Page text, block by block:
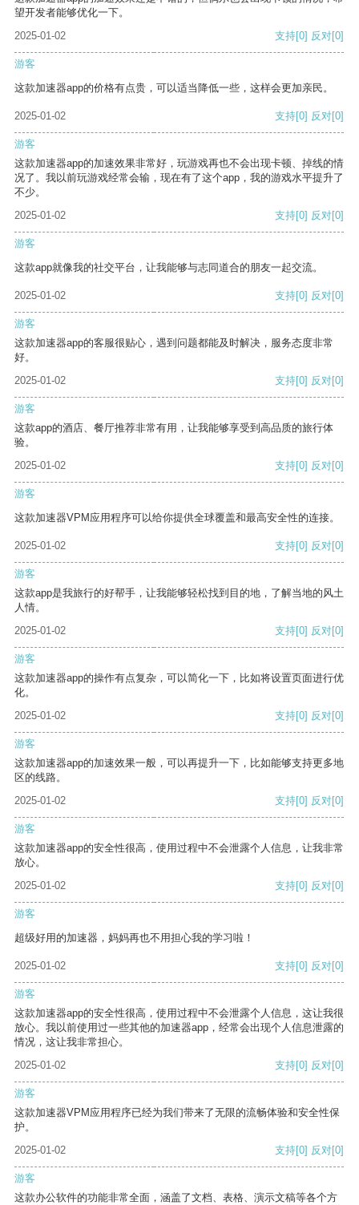
望开发者能够优化一下。
2025-01-02
支持[0] 反对[0]
游客
这款加速器app的价格有点贵，可以适当降低一些，这样会更加亲民。
2025-01-02 支持[0] 反对[0]
游客
这款加速器app的加速效果非常好，玩游戏再也不会出现卡顿、掉线的情
况了。我以前玩游戏经常会输，现在有了这个app，我的游戏水平提升了
不少。
2025-01-02
支持[0] 反对[0]
游客
这款app就像我的社交平台，让我能够与志同道合的朋友一起交流。
2025-01-02 支持[0] 反对[0]
游客
这款加速器app的客服很贴心，遇到问题都能及时解决，服务态度非常
好。
2025-01-02
支持[0] 反对[0]
游客
这款app的酒店、餐厅推荐非常有用，让我能够享受到高品质的旅行体
验。
2025-01-02
支持[0] 反对[0]
游客
这款加速器VPM应用程序可以给你提供全球覆盖和最高安全性的连接。
2025-01-02 支持[0] 反对[0]
游客
这款app是我旅行的好帮手，让我能够轻松找到目的地，了解当地的风土
人情。
2025-01-02
支持[0] 反对[0]
游客
这款加速器app的操作有点复杂，可以简化一下，比如将设置页面进行优
化。
2025-01-02
支持[0] 反对[0]
游客
这款加速器app的加速效果一般，可以再提升一下，比如能够支持更多地
区的线路。
2025-01-02
支持[0] 反对[0]
游客
这款加速器app的安全性很高，使用过程中不会泄露个人信息，让我非常
放心。
2025-01-02
支持[0] 反对[0]
游客
超级好用的加速器，妈妈再也不用担心我的学习啦！
2025-01-02 支持[0] 反对[0]
游客
这款加速器app的安全性很高，使用过程中不会泄露个人信息，这让我很
放心。我以前使用过一些其他的加速器app，经常会出现个人信息泄露的
情况，这让我非常担心。
2025-01-02
支持[0] 反对[0]
游客
这款加速器VPM应用程序已经为我们带来了无限的流畅体验和安全性保
护。
2025-01-02
支持[0] 反对[0]
游客
这款办公软件的功能非常全面，涵盖了文档、表格、演示文稿等各个方